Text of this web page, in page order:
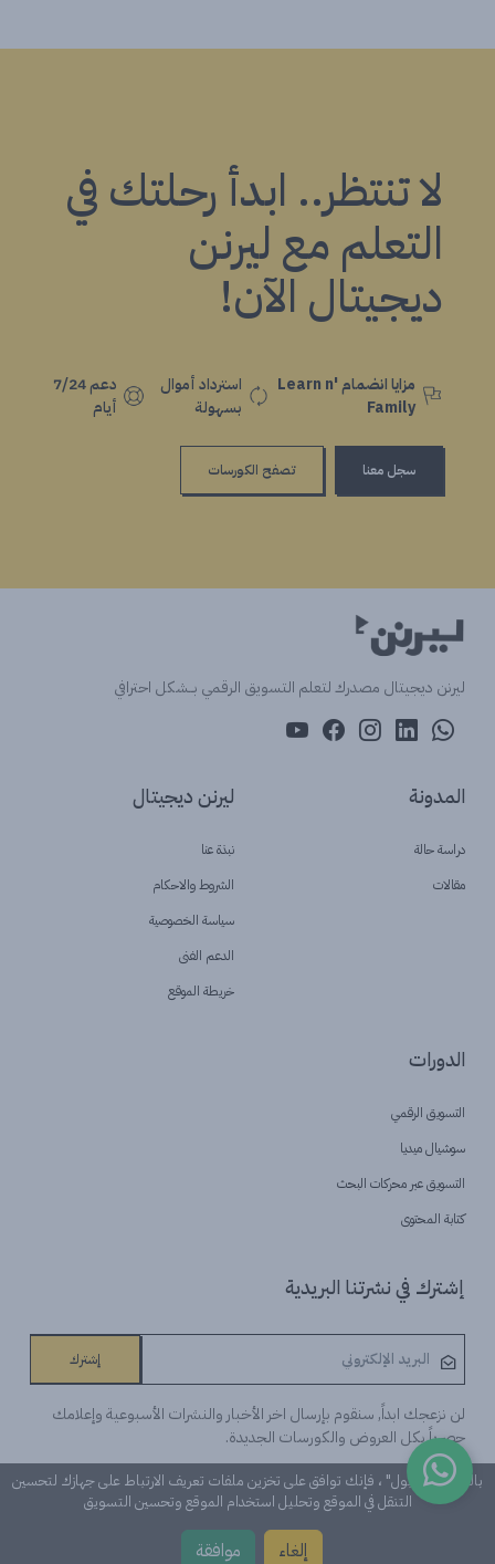
لا تنتظر.. ابدأ رحلتك في
التعلم مع ليرنن
ديجيتال الآن!
مزايا انضمام Learn n'
Family
استرداد أموال
بسهولة
دعم 7/24
أيام
سجل معنا تصفح الكورسات
ليرنن ديجيتال مصدرك لتعلم التسويق الرقمي بــشكل احترافي
المدونة
دراسة حالة
مقالات
ليرنن ديجيتال
نبذة عنا
الشروط والاحكام
سياسة الخصوصية
الدعم الفنى
خريطة الموقع
الدورات
التسويق الرقمي
سوشيال ميديا
التسويق عبر محركات البحث
كتابة المحتوى
إشترك في نشرتنا البريدية
إشترك
لن نزعجك ابداً, سنقوم بإرسال اخر الأخبار والنشرات الأسبوعية وإعلامك
حصرياً بكل العروض والكورسات الجديدة.
©Learn n 'Digital. كل الحقوق محفوظة
بالنقر على "قبول" ، فإنك توافق على تخزين ملفات تعريف الارتباط على جهازك لتحسين
التنقل في الموقع وتحليل استخدام الموقع وتحسين التسويق
موافقة إلغاء